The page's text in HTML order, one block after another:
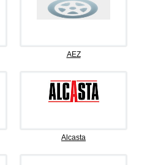
AEZ
Alcasta